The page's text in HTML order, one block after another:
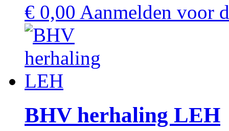
€ 0,00 Aanmelden voor
BHV herhaling LEH